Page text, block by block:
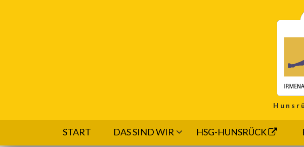
START DAS SIND WIR HSG-HUNSRÜCK